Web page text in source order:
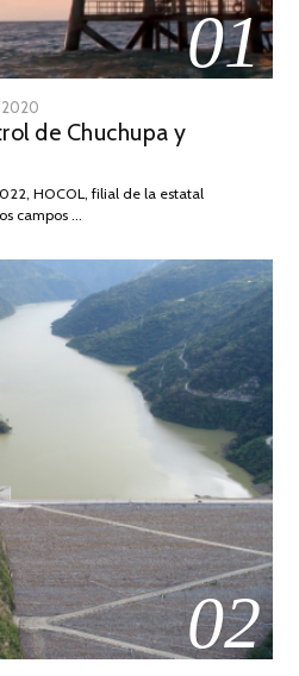
01
2020
DE
2026
de Chuchupa y
HOCOL, filial de la estatal
campos …
02